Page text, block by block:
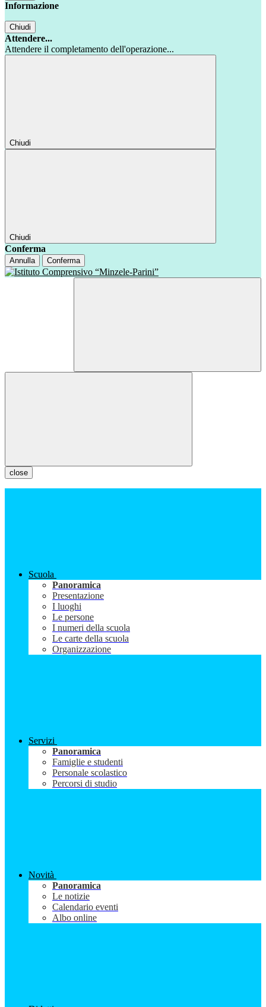
Informazione
Chiudi
Attendere...
Attendere il completamento dell'operazione...
Chiudi
Chiudi
Conferma
Annulla Conferma
close
Scuola
Panoramica
Presentazione
I luoghi
Le persone
I numeri della scuola
Le carte della scuola
Organizzazione
Servizi
Panoramica
Famiglie e studenti
Personale scolastico
Percorsi di studio
Novità
Panoramica
Le notizie
Calendario eventi
Albo online